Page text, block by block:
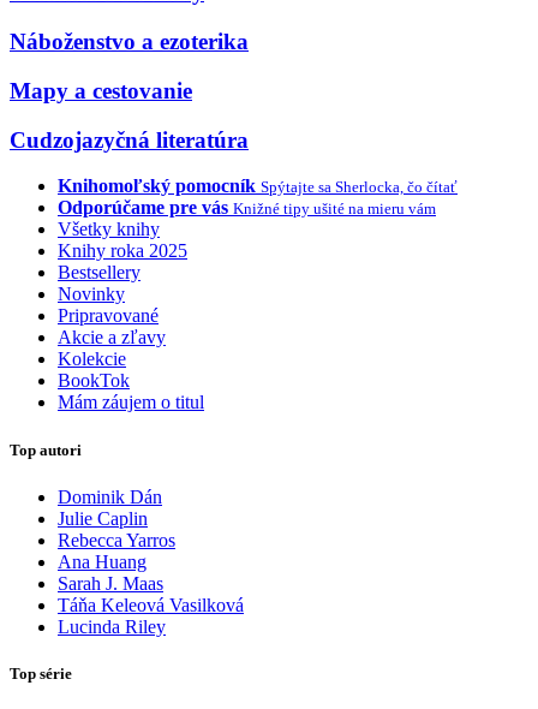
Náboženstvo a ezoterika
Mapy a cestovanie
Cudzojazyčná literatúra
Knihomoľský pomocník Spýtajte sa Sherlocka, čo čítať
Odporúčame pre vás Knižné tipy ušité na mieru vám
Všetky knihy
Knihy roka 2025
Bestsellery
Novinky
Pripravované
Akcie a zľavy
Kolekcie
BookTok
Mám záujem o titul
Top autori
Dominik Dán
Julie Caplin
Rebecca Yarros
Ana Huang
Sarah J. Maas
Táňa Keleová Vasilková
Lucinda Riley
Top série